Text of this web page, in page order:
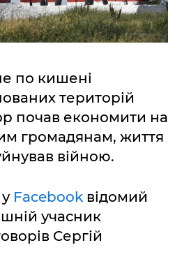
по кишені
територій
почав економити на
громадянам, життя
війною.
Facebook відомий
учасник
Сергій